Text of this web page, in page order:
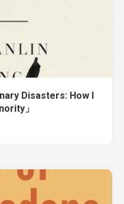
Disasters: How I
」